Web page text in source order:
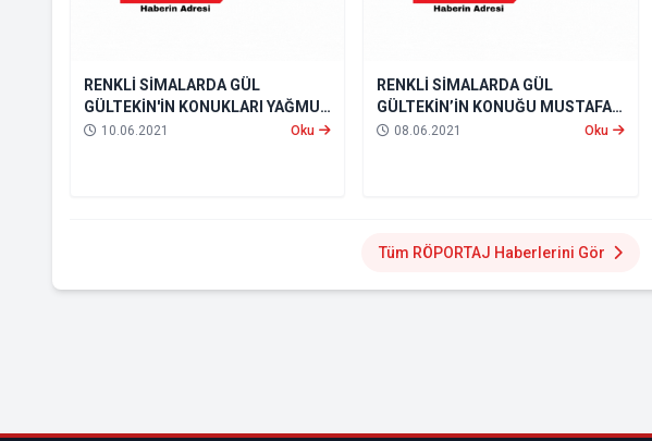
RENKLİ SİMALARDA GÜL
GÜLTEKİN'İN KONUKLARI YAĞMUR
MECİT VE NURCAN GÜRBÜZ
10.06.2021 Oku
RENKLİ SİMALARDA GÜL
GÜLTEKİN’İN KONUĞU MUSTAFA
AKAYDIN OLDU
08.06.2021 Oku
Tüm RÖPORTAJ Haberlerini Gör